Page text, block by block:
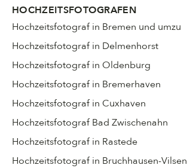
HOCHZEITSFOTOGRAFEN
Hochzeitsfotograf in Bremen und umzu
Hochzeitsfotograf in Delmenhorst
Hochzeitsfotograf in Oldenburg
Hochzeitsfotograf in Bremerhaven
Hochzeitsfotograf in Cuxhaven
Hochzeitsfotograf Bad Zwischenahn
Hochzeitsfotograf in Rastede
Hochzeitsfotograf in Bruchhausen-Vilsen